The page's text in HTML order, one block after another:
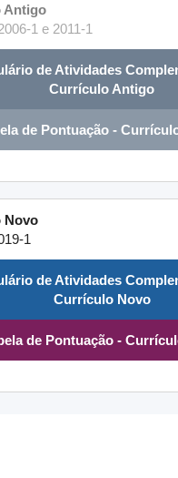
Antigo
1 e 2011-1
de Atividades
Currículo Antigo
de Pontuação -
Novo
1
de Atividades
Currículo Novo
de Pontuação -